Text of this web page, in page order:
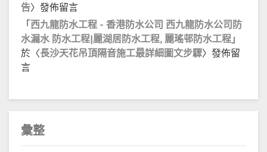
告〉發佈留言
「 西九龍防水工程 - 香港防水公司 西九龍防水公司防
水漏水 防水工程|麗湖居防水工程, 麗瑤邨防水工程 」
於〈長沙天花吊頂隔音施工最詳細圖文步驟〉發佈留
言
彙整